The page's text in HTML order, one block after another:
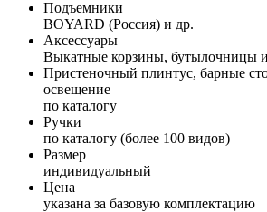
Подъемники
BOYARD (Россия) и др.
Аксессуары
Выкатные корзины, бутылочницы
Пристеночный плинтус, барные
освещение
по каталогу
Ручки
по каталогу (более 100 видов)
Размер
индивидуальный
Цена
указана за базовую комплектацию